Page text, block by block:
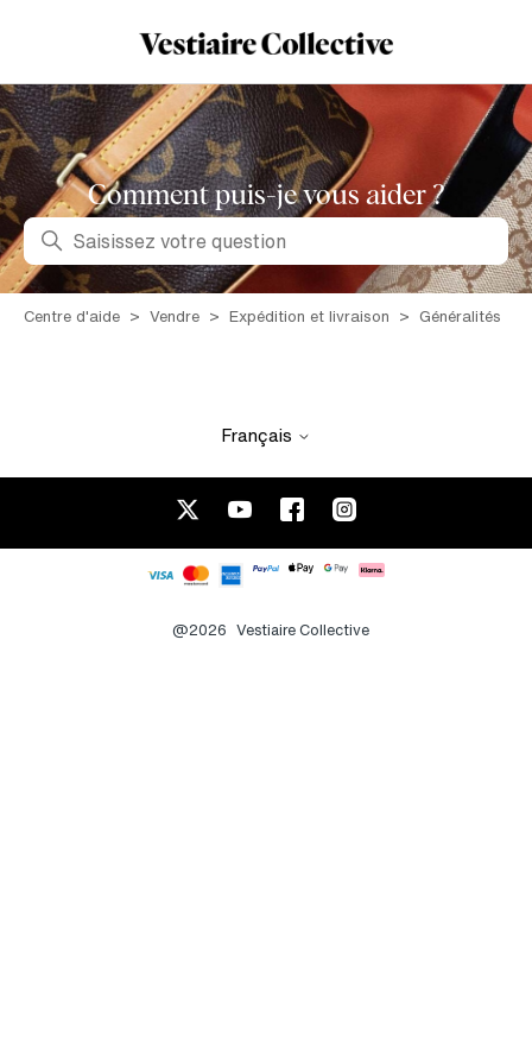
Comment puis-je vous aider ?
Recherche
Centre d'aide Vendre Expédition et livraison Généralités
Français
@2026 Vestiaire Collective